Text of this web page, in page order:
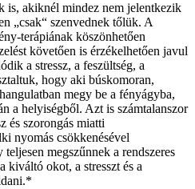
is, akiknél mindez nem jelentkezik
„csak“ szenvednek tőlük. A
terápiának köszönhetően
követően is érzékelhetően javul
a stressz, a feszültség, a
hogy aki búskomoran,
megy be a fényágyba,
a helyiségből. Azt is számtalanszor
és szorongás miatti
nyomás csökkenésével
megszűnnek a rendszeres
kiváltó okot, a stresszt és a